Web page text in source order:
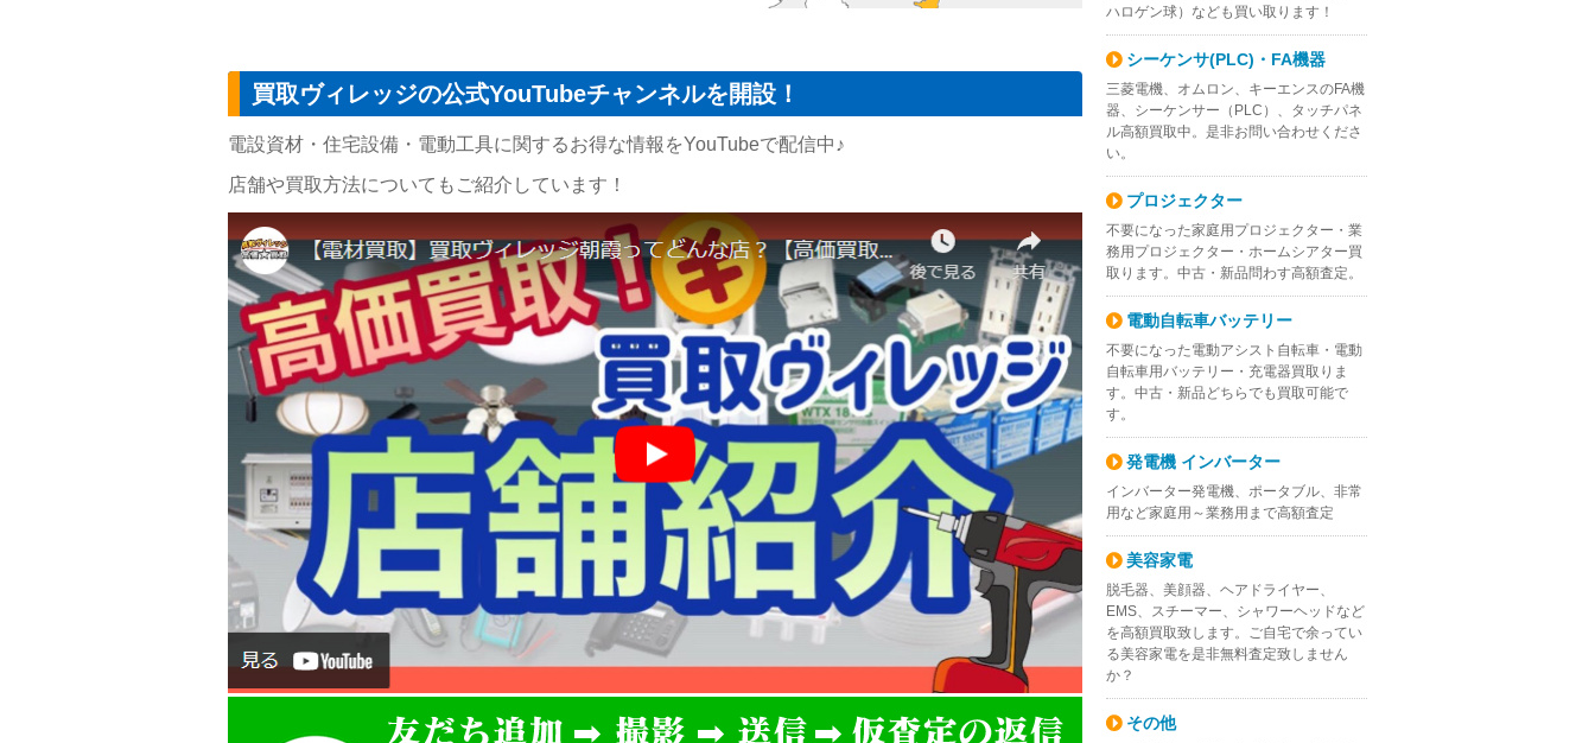
買取ヴィレッジの公式YouTubeチャンネルを開設！
電設資材・住宅設備・電動工具に関するお得な情報をYouTubeで配信中♪
店舗や買取方法についてもご紹介しています！
ハロゲン球）なども買い取ります！
シーケンサ(PLC)・FA機器
三菱電機、オムロン、キーエンスのFA機
器、シーケンサー（PLC）、タッチパネ
ル高額買取中。是非お問い合わせくださ
い。
プロジェクター
不要になった家庭用プロジェクター・業
務用プロジェクター・ホームシアター買
取ります。中古・新品問わす高額査定。
電動自転車バッテリー
不要になった電動アシスト自転車・電動
自転車用バッテリー・充電器買取りま
す。中古・新品どちらでも買取可能で
す。
発電機 インバーター
インバーター発電機、ポータブル、非常
用など家庭用～業務用まで高額査定
美容家電
脱毛器、美顔器、ヘアドライヤー、
EMS、スチーマー、シャワーヘッドなど
を高額買取致します。ご自宅で余ってい
る美容家電を是非無料査定致しません
か？
その他